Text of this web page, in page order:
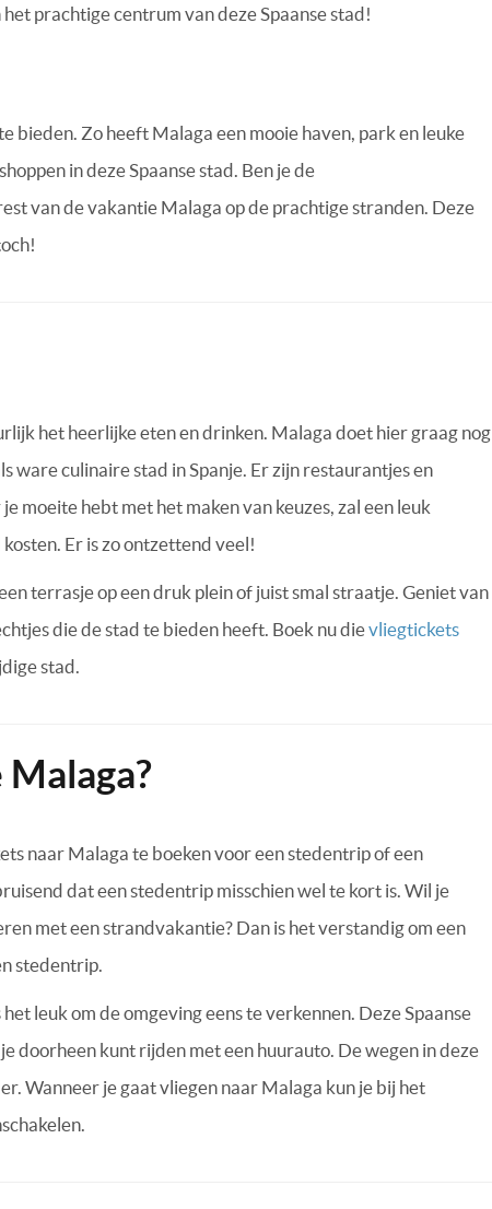
prachtige centrum van deze Spaanse stad!
Zo heeft Malaga een mooie haven, park en leuke
in deze Spaanse stad. Ben je de
van de vakantie Malaga op de prachtige stranden. Deze
het heerlijke eten en drinken. Malaga doet hier graag nog
ware culinaire stad in Spanje. Er zijn restaurantjes en
moeite hebt met het maken van keuzes, zal een leuk
Er is zo ontzettend veel!
terrasje op een druk plein of juist smal straatje. Geniet van
die de stad te bieden heeft. Boek nu dievliegtickets
stad.
naar Malaga te boeken voor een stedentrip of een
dat een stedentrip misschien wel te kort is. Wil je
met een strandvakantie? Dan is het verstandig om een
stedentrip.
leuk om de omgeving eens te verkennen. Deze Spaanse
doorheen kunt rijden met een huurauto. De wegen in deze
Wanneer je gaat vliegen naar Malaga kun je bij het